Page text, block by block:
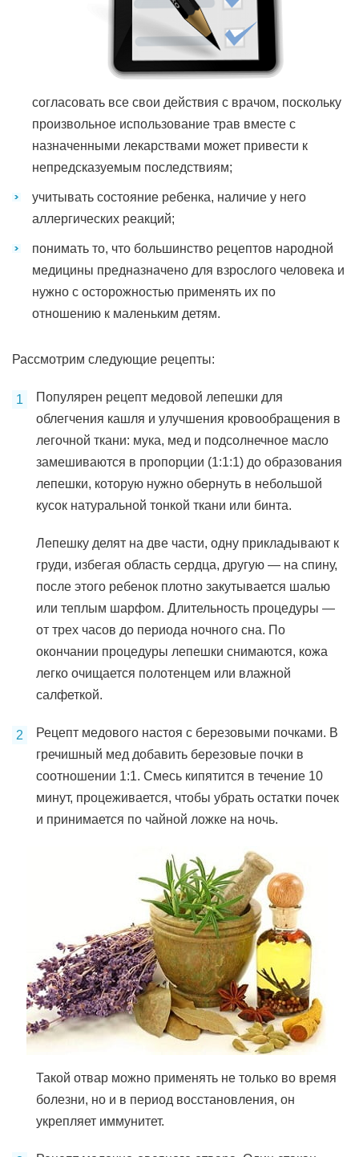
согласовать все свои действия с врачом, поскольку
произвольное использование трав вместе с
назначенными лекарствами может привести к
непредсказуемым последствиям;
учитывать состояние ребенка, наличие у него
аллергических реакций;
понимать то, что большинство рецептов народной
медицины предназначено для взрослого человека и
нужно с осторожностью применять их по
отношению к маленьким детям.
Рассмотрим следующие рецепты:
Популярен рецепт медовой лепешки для
облегчения кашля и улучшения кровообращения в
легочной ткани: мука, мед и подсолнечное масло
замешиваются в пропорции (1:1:1) до образования
лепешки, которую нужно обернуть в небольшой
кусок натуральной тонкой ткани или бинта.
Лепешку делят на две части, одну прикладывают к
груди, избегая область сердца, другую — на спину,
после этого ребенок плотно закутывается шалью
или теплым шарфом. Длительность процедуры —
от трех часов до периода ночного сна. По
окончании процедуры лепешки снимаются, кожа
легко очищается полотенцем или влажной
салфеткой.
Рецепт медового настоя с березовыми почками. В
гречишный мед добавить березовые почки в
соотношении 1:1. Смесь кипятится в течение 10
минут, процеживается, чтобы убрать остатки почек
и принимается по чайной ложке на ночь.
Такой отвар можно применять не только во время
болезни, но и в период восстановления, он
укрепляет иммунитет.